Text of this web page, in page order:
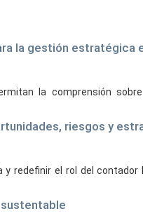
la gestión estratégica
la comprensión
riesgos y
redefinir el rol del contador